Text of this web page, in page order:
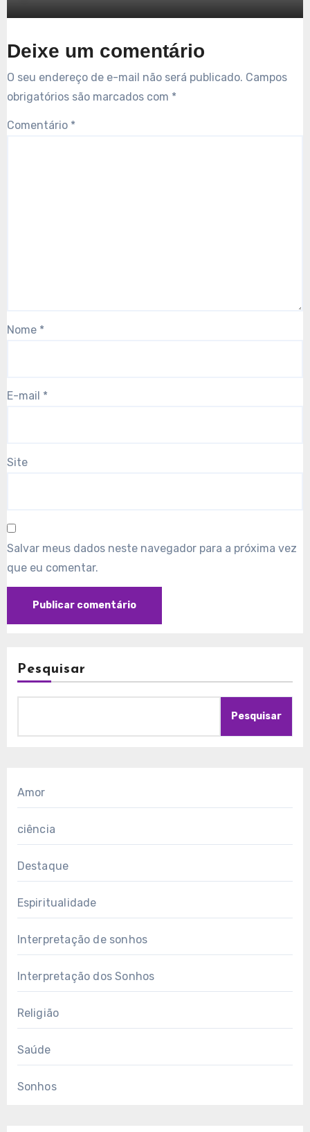
Deixe um comentário
O seu endereço de e-mail não será publicado. Campos
obrigatórios são marcados com *
Comentário *
Nome *
E-mail *
Site
Salvar meus dados neste navegador para a próxima vez
que eu comentar.
Pesquisar
Pesquisar
Amor
ciência
Destaque
Espiritualidade
Interpretação de sonhos
Interpretação dos Sonhos
Religião
Saúde
Sonhos